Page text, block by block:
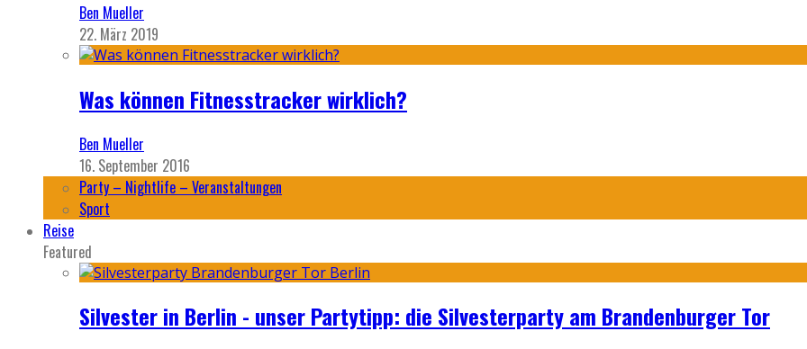
Ben Mueller
22. März 2019
Was können Fitnesstracker wirklich?
Ben Mueller
16. September 2016
Party – Nightlife – Veranstaltungen
Sport
Reise
Featured
Silvester in Berlin - unser Partytipp: die Silvesterparty am Brandenburger Tor